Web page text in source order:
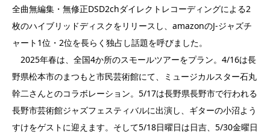
全曲無編集・無修正DSD2chダイレクトレコーディングによる2
枚のハイブリッドディスクをリリースし、amazonのJ-ジャズチ
ャート1位・2位を長らく独占し話題を呼びました。
2025年春は、全国4か所のスモールツアーをプラン。4/16は長
野県松本市のまつもと市民芸術館にて、ミュージカルスター石丸
幹二さんとのコラボレーション。5/17は長野県長野市で行われる
長野市芸術館ジャズフェスティバルに出演し、ギターの小沼よう
すけをゲストに迎えます。そして5/18日曜日は日吉、5/30金曜日